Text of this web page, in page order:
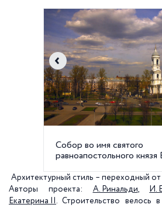
Собор во имя святого
равноапостольного князя
Архитектурный стиль – переходный
Авторы проекта: А. Ринальди, И.
Екатерина II . Строительство велось